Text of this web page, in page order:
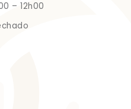
– 12h00